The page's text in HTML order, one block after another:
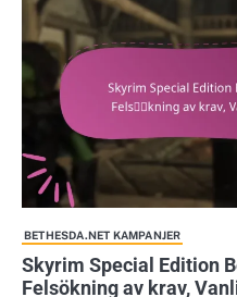
BETHESDA.NET KAMPANJER
Skyrim Special Edition
Felsökning av krav,